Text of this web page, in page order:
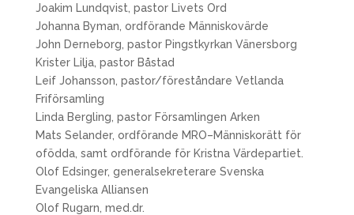
Joakim Lundqvist, pastor Livets Ord
Johanna Byman, ordförande Människovärde
John Derneborg, pastor Pingstkyrkan Vänersborg
Krister Lilja, pastor Båstad
Leif Johansson, pastor/föreståndare Vetlanda
Friförsamling
Linda Bergling, pastor Församlingen Arken
Mats Selander, ordförande MRO–Människorätt för
ofödda, samt ordförande för Kristna Värdepartiet.
Olof Edsinger, generalsekreterare Svenska
Evangeliska Alliansen
Olof Rugarn, med.dr.